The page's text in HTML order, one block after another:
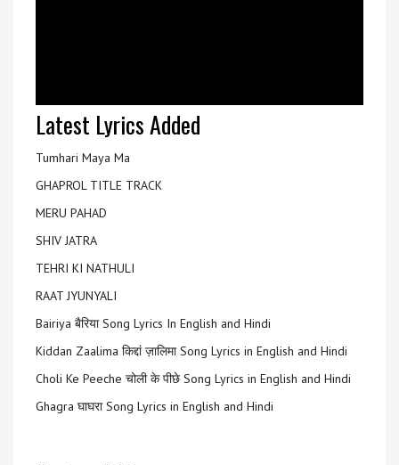
Latest Lyrics Added
Tumhari Maya Ma
GHAPROL TITLE TRACK
MERU PAHAD
SHIV JATRA
TEHRI KI NATHULI
RAAT JYUNYALI
Bairiya बैरिया Song Lyrics In English and Hindi
Kiddan Zaalima किद्दां ज़ालिमा Song Lyrics in English and Hindi
Choli Ke Peeche चोली के पीछे Song Lyrics in English and Hindi
Ghagra घाघरा Song Lyrics in English and Hindi